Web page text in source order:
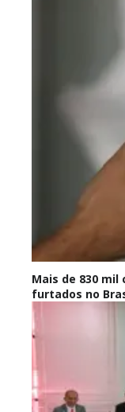
Mais de 830
furtados no